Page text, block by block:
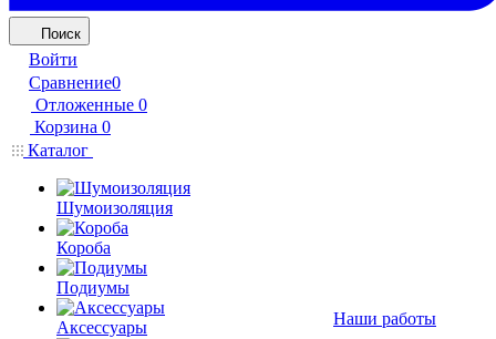
Поиск
Войти
Сравнение0
Отложенные 0
Корзина 0
Каталог
Шумоизоляция
Короба
Подиумы
Аксессуары
Наши работы